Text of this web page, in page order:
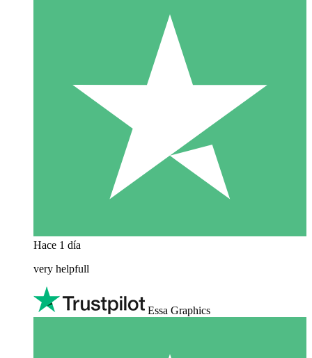
Hace 1 día
very helpfull
Essa Graphics